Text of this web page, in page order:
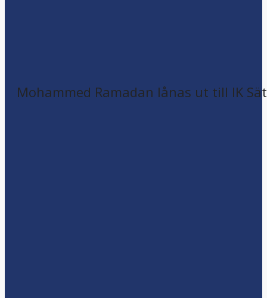
Mohammed Ramadan lånas ut till IK